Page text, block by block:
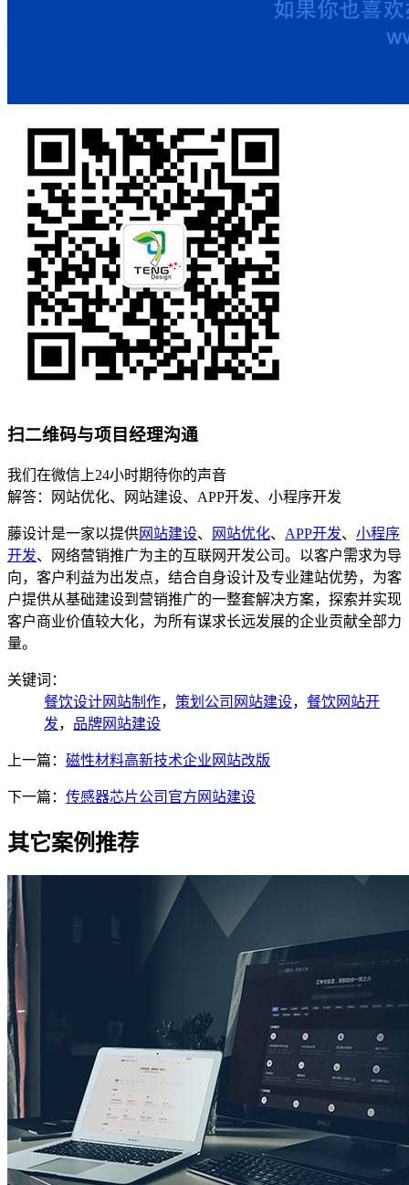
扫二维码与项目经理沟通
我们在微信上24小时期待你的声音
解答：网站优化、网站建设、APP开发、小程序开发
藤设计是一家以提供网站建设、 网站优化、 APP开发、 小程序
开发、网络营销推广为主的互联网开发公司。以客户需求为导
向，客户利益为出发点，结合自身设计及专业建站优势，为客
户提供从基础建设到营销推广的一整套解决方案，探索并实现
客户商业价值较大化，为所有谋求长远发展的企业贡献全部力
量。
关键词：
餐饮设计网站制作， 策划公司网站建设， 餐饮网站开
发， 品牌网站建设
上一篇： 磁性材料高新技术企业网站改版
下一篇： 传感器芯片公司官方网站建设
其它案例推荐